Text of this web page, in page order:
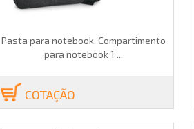
Pasta para notebook. Compartimento
para notebook 1 ...
COTAÇÃO